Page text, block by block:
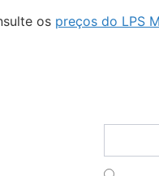
os preços do LPS